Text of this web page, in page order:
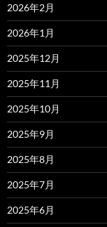
2026年2月
2026年1月
2025年12月
2025年11月
2025年10月
2025年9月
2025年8月
2025年7月
2025年6月